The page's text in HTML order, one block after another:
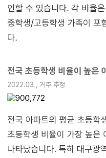
인할 수 있습니다. 각 비율
중학생/고등학생 가족이 포
다.
전국 초등학생 비율이 높은
2022.03., 거주 추정
전국 아파트의 평균 초등학
초등학생 비율이 가장 높은
나타났습니다. 특히 대구광